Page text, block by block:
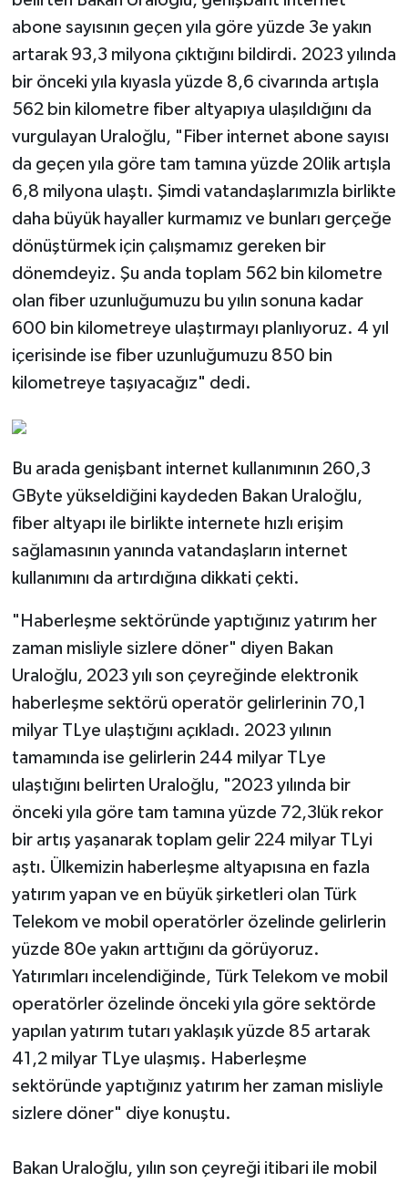
abone sayısının geçen yıla göre yüzde 3e yakın
artarak 93,3 milyona çıktığını bildirdi. 2023 yılında
bir önceki yıla kıyasla yüzde 8,6 civarında artışla
562 bin kilometre fiber altyapıya ulaşıldığını da
vurgulayan Uraloğlu, "Fiber internet abone sayısı
da geçen yıla göre tam tamına yüzde 20lik artışla
6,8 milyona ulaştı. Şimdi vatandaşlarımızla birlikte
daha büyük hayaller kurmamız ve bunları gerçeğe
dönüştürmek için çalışmamız gereken bir
dönemdeyiz. Şu anda toplam 562 bin kilometre
olan fiber uzunluğumuzu bu yılın sonuna kadar
600 bin kilometreye ulaştırmayı planlıyoruz. 4 yıl
içerisinde ise fiber uzunluğumuzu 850 bin
kilometreye taşıyacağız" dedi.
Bu arada genişbant internet kullanımının 260,3
GByte yükseldiğini kaydeden Bakan Uraloğlu,
fiber altyapı ile birlikte internete hızlı erişim
sağlamasının yanında vatandaşların internet
kullanımını da artırdığına dikkati çekti.
"Haberleşme sektöründe yaptığınız yatırım her
zaman misliyle sizlere döner" diyen Bakan
Uraloğlu, 2023 yılı son çeyreğinde elektronik
haberleşme sektörü operatör gelirlerinin 70,1
milyar TLye ulaştığını açıkladı. 2023 yılının
tamamında ise gelirlerin 244 milyar TLye
ulaştığını belirten Uraloğlu, "2023 yılında bir
önceki yıla göre tam tamına yüzde 72,3lük rekor
bir artış yaşanarak toplam gelir 224 milyar TLyi
aştı. Ülkemizin haberleşme altyapısına en fazla
yatırım yapan ve en büyük şirketleri olan Türk
Telekom ve mobil operatörler özelinde gelirlerin
yüzde 80e yakın arttığını da görüyoruz.
Yatırımları incelendiğinde, Türk Telekom ve mobil
operatörler özelinde önceki yıla göre sektörde
yapılan yatırım tutarı yaklaşık yüzde 85 artarak
41,2 milyar TLye ulaşmış. Haberleşme
sektöründe yaptığınız yatırım her zaman misliyle
sizlere döner" diye konuştu.
Bakan Uraloğlu, yılın son çeyreği itibari ile mobil